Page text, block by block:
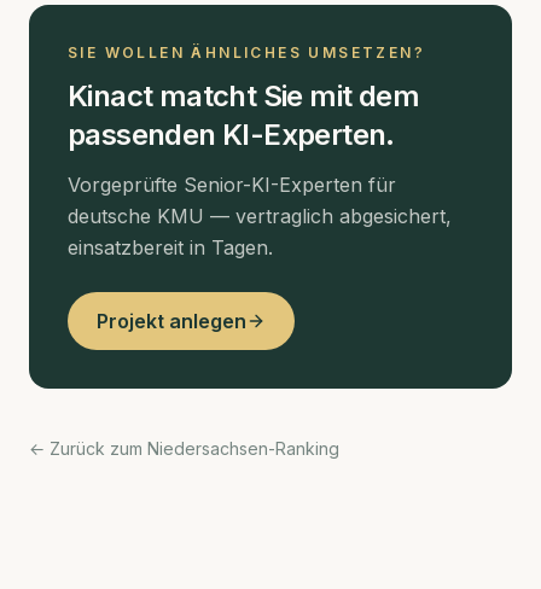
SIE WOLLEN ÄHNLICHES UMSETZEN?
Kinact matcht Sie mit dem
passenden KI-Experten.
Vorgeprüfte Senior-KI-Experten für
deutsche KMU — vertraglich abgesichert,
einsatzbereit in Tagen.
Projekt anlegen
← Zurück zum Niedersachsen-Ranking